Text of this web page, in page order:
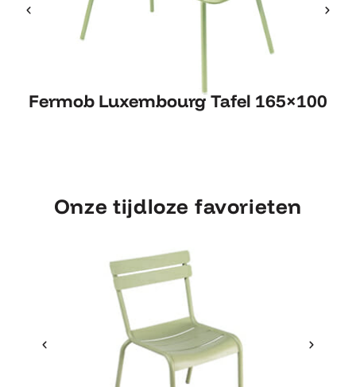
Fermob Luxembourg Tafel 165×100
Fermob Luxembourg Tafel
165×100
Onze tijdloze favorieten